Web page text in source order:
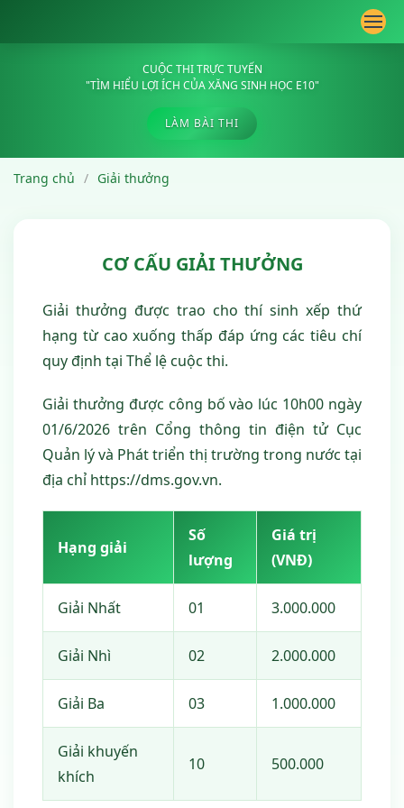
CUỘC THI TRỰC TUYẾN
"TÌM HIỂU LỢI ÍCH CỦA XĂNG SINH HỌC E10"
LÀM BÀI THI
Trang chủ Giải thưởng
CƠ CẤU GIẢI THƯỞNG
Giải thưởng được trao cho thí sinh xếp thứ
hạng từ cao xuống thấp đáp ứng các tiêu chí
quy định tại Thể lệ cuộc thi.
Giải thưởng được công bố vào lúc 10h00 ngày
01/6/2026 trên Cổng thông tin điện tử Cục
Quản lý và Phát triển thị trường trong nước tại
địa chỉ https://dms.gov.vn.
Hạng giải
Số
lượng
Giá trị
(VNĐ)
Giải Nhất 01 3.000.000
Giải Nhì 02 2.000.000
Giải Ba 03 1.000.000
Giải khuyến
khích
10 500.000